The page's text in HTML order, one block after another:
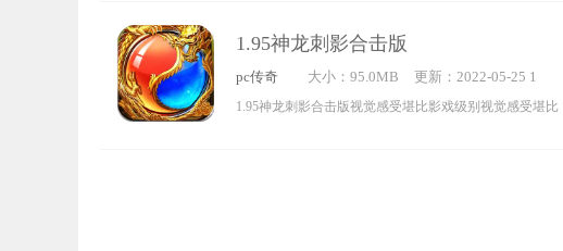
就来下载试玩吧。
1.95神龙刺影合击版
pc传奇 大小：95.0MB
更新：2022-05-25 1
4:25:12
1.95神龙刺影合击版视觉感受堪比影戏级别视觉感受堪比